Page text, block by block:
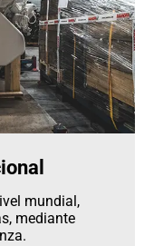
mundial,
mediante